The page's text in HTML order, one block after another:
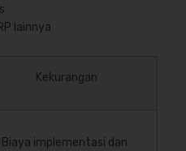
lainnya
Kekurangan
Biaya implementasi dan